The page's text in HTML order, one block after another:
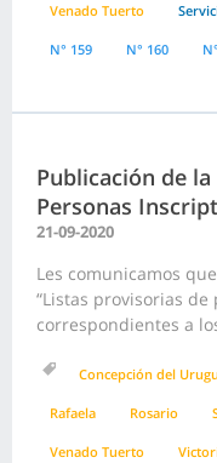
Venado Tuerto
N° 159 N° 160
Publicación de
Personas
21-09-2020
Les comunicamos
“Listas provisorias
correspondientes a
Concepción del
Rafaela Rosario
Venado Tuerto